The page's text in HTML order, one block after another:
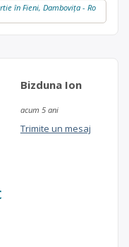
în Fieni, Dambovița - Ro
Bizduna Ion
acum 5 ani
Trimite un mesaj